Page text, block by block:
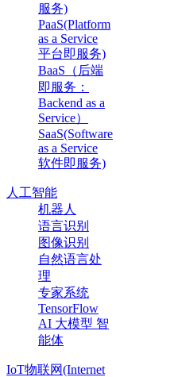
服务)
PaaS(Platform
as a Service
平台即服务)
BaaS（后端
即服务：
Backend as a
Service）
SaaS(Software
as a Service
软件即服务)
人工智能
机器人
语言识别
图像识别
自然语言处
理
专家系统
TensorFlow
AI 大模型 智
能体
IoT物联网(Internet